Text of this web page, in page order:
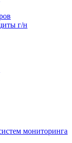
г/н
мониторинга